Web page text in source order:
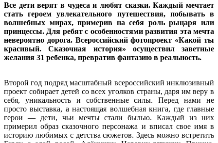
Все дети верят в чудеса и любят сказки. Каждый мечтает
стать героем увлекательного путешествия, побывать в
волшебных мирах, примерив на себя роль рыцаря или
принцессы. Для ребят с особенностями развития эта мечта
невероятно дорога. Всероссийский фотопроект «Какой ты
красивый. Сказочная история» осуществил заветные
желания 31 ребенка, превратив фантазию в реальность.
Второй год подряд масштабный всероссийский инклюзивный
проект собирает детей со всех уголков страны, даря им веру в
себя, уникальность и собственные силы. Перед нами не
просто выставка, а настоящая волшебная книга, где главные
герои — дети, чьи мечты стали былью. Каждый из них
примерил образ сказочного персонажа и вписал свое имя в
историю любимых с детства сюжетов. Здесь можно встретить